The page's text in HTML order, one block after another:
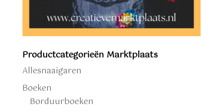
Productcategorieën Marktplaats
Allesnaaigaren
Boeken
Borduurboeken